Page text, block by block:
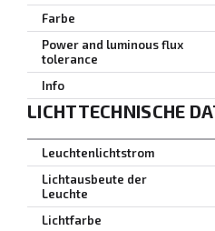
Farbe
Power and luminous flux
tolerance
Info
LICHTTECHNISCHE
Leuchtenlichtstrom
Lichtausbeute der
Leuchte
Lichtfarbe